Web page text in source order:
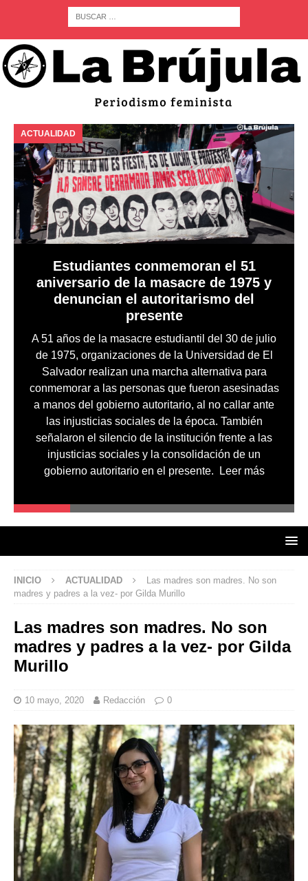
ACTUALIDAD
Estudiantes conmemoran el 51
aniversario de la masacre de 1975 y
denuncian el autoritarismo del
presente
A 51 años de la masacre estudiantil del 30 de julio
de 1975, organizaciones de la Universidad de El
Salvador realizan una marcha alternativa para
conmemorar a las personas que fueron asesinadas
a manos del gobierno autoritario, al no callar ante
las injusticias sociales de la época. También
señalaron el silencio de la institución frente a las
injusticias sociales y la consolidación de un
gobierno autoritario en el presente.
Leer más
INICIO ACTUALIDAD
Las madres son madres. No son
madres y padres a la vez- por Gilda Murillo
Las madres son madres. No son
madres y padres a la vez- por Gilda
Murillo
10 mayo, 2020 Redacción 0